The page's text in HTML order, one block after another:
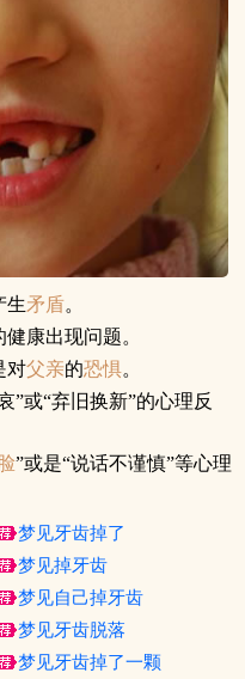
生矛盾。
健康出现问题。
对父亲的恐惧。
”或“弃旧换新”的心理反
”或是“说话不谨慎”等心理
梦见牙齿掉了
梦见掉牙齿
梦见自己掉牙齿
梦见牙齿脱落
梦见牙齿掉了一颗